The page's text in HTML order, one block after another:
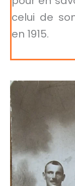
celui de
en 1915.